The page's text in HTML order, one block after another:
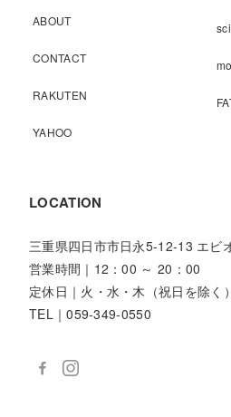
ABOUT
CONTACT
RAKUTEN
YAHOO
LOCATION
三重県四日市市日永5-12-13 エビ
営業時間｜12：00 ～ 20：00
定休日｜火・水・木（祝日を除く）
TEL｜059-349-0550